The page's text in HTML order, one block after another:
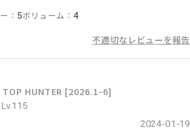
5ボリューム 4
不適切なレビューを報告
HUNTER [2026.1-6]
2024-01-19